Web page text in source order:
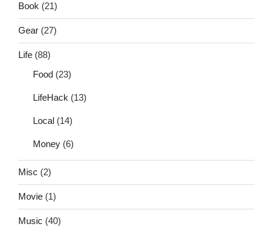
Book (21)
Gear (27)
Life (88)
Food (23)
LifeHack (13)
Local (14)
Money (6)
Misc (2)
Movie (1)
Music (40)